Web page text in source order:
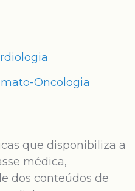
Oncologia
que disponibiliza a
médica,
dos conteúdos de